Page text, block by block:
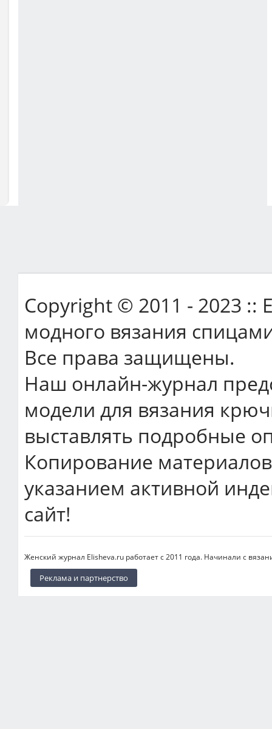
Copyright © 2011 - 2023 ::
модного вязания
Все права защищены.
Наш онлайн-журнал
модели для вязания
выставлять подробные
Копирование
указанием активной
сайт!
Женский журнал Elisheva.ru работает с 2011 года. Начинали с
Реклама и партнерство